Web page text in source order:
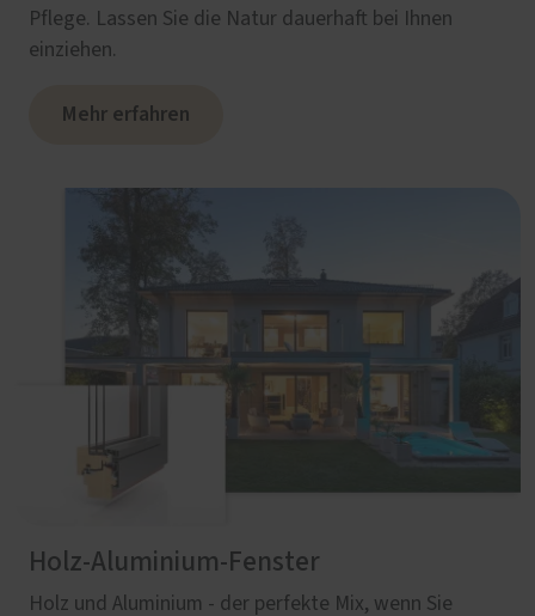
Pflege. Lassen Sie die Natur dauerhaft bei Ihnen
einziehen.
Mehr erfahren
Holz-Aluminium-Fenster
Holz und Aluminium - der perfekte Mix, wenn Sie